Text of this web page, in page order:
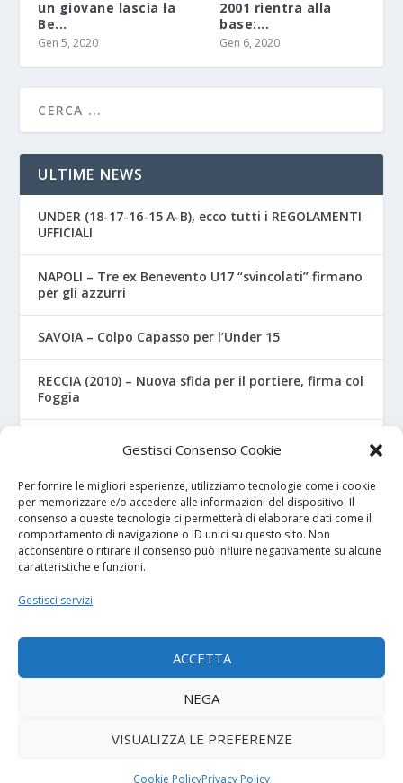
Gestisci Consenso Cookie
Per fornire le migliori esperienze, utilizziamo tecnologie come i cookie
per memorizzare e/o accedere alle informazioni del dispositivo. Il
consenso a queste tecnologie ci permetterà di elaborare dati come il
comportamento di navigazione o ID unici su questo sito. Non
acconsentire o ritirare il consenso può influire negativamente su alcune
caratteristiche e funzioni.
Gestisci servizi
ACCETTA
NEGA
VISUALIZZA LE PREFERENZE
Cookie PolicyPrivacy Policy
un giovane lascia la
Be...
Gen 5, 2020
2001 rientra alla
base:...
Gen 6, 2020
ULTIME NEWS
UNDER (18-17-16-15 A-B), ecco tutti i REGOLAMENTI
UFFICIALI
NAPOLI – Tre ex Benevento U17 “svincolati” firmano
per gli azzurri
SAVOIA – Colpo Capasso per l’Under 15
RECCIA (2010) – Nuova sfida per il portiere, firma col
Foggia
RIZZO – Dalla “Fratelli Bandiera” al Crotone: la
favola di Christian
I NOSTRI SPONSOR
Calcio Panchina
Diretta.it
Termini e condizioni